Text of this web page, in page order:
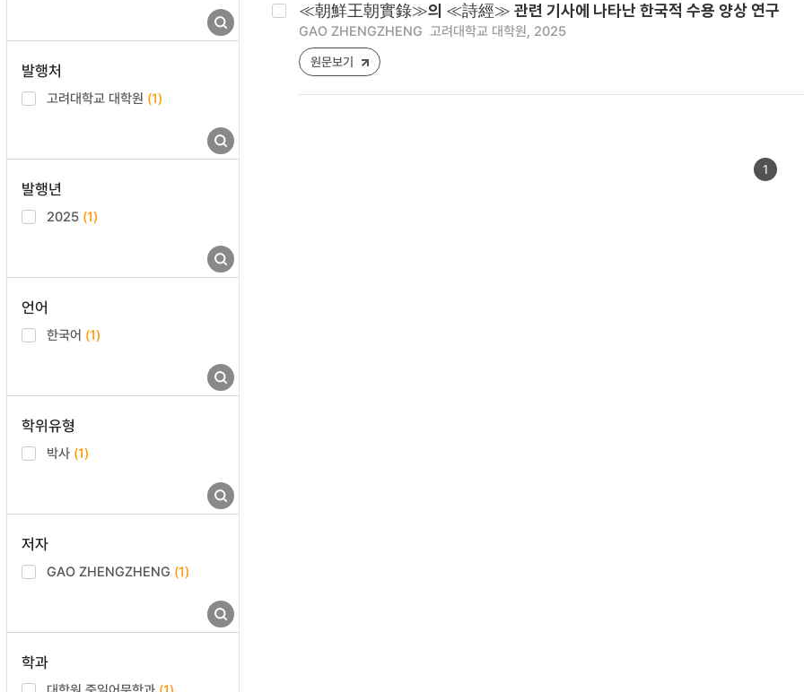
발행처
고려대학교 대학원 (1)
발행년
2025 (1)
언어
한국어 (1)
학위유형
박사 (1)
저자
GAO ZHENGZHENG (1)
학과
≪朝鮮王朝實錄≫의 ≪詩經≫ 관련 기사에 나타난 한국적 수용 양상 연구
GAO ZHENGZHENG 고려대학교 대학원, 2025
원문보기
1